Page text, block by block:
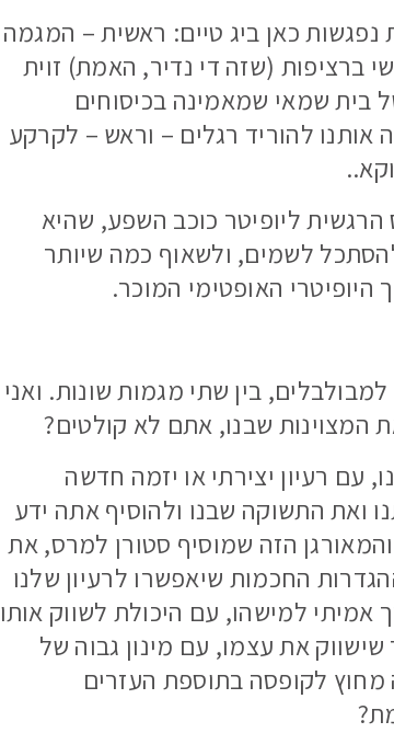
נפגשות כאן ביג טיים: ראשית – המגמה
ברציפות (שזה די נדיר, האמת) זוית
בית שמאי שמאמינה בכיסוחים
אותנו להוריד רגלים – וראש – לקרקע
הרגשית ליופיטר כוכב השפע, שהיא
לשמים, ולשאוף כמה שיותר
האופטימי המוכר.
בין שתי מגמות שונות. ואני
המצוינות שבנו, אתם לא קולטים?
רעיון יצירתי או יזמה חדשה
ואת התשוקה שבנו ולהוסיף אתה ידע
הזה שמוסיף סטורן למרס, את
החכמות שיאפשרו לרעיון שלנו
אמיתי למישהו, עם היכולת לשווק אותו
שישווק את עצמו, עם מינון גבוה של
מחוץ לקופסה בתוספת העזרים